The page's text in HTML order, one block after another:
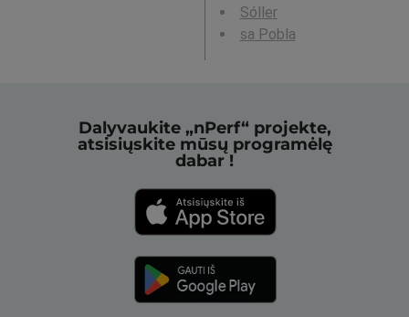
Sóller
sa Pobla
Dalyvaukite „nPerf“ projekte,
atsisiųskite mūsų programėlę
dabar !